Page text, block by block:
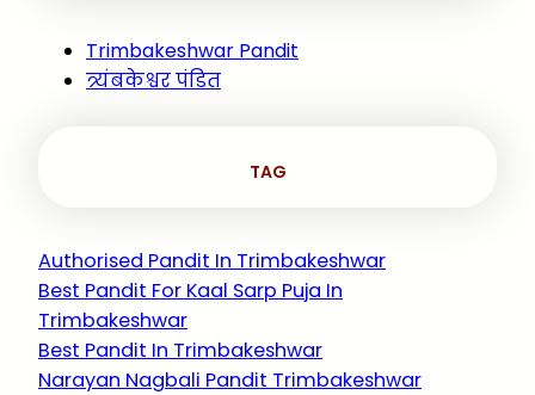
Trimbakeshwar Pandit
त्र्यंबकेश्वर पंडित
TAG
Authorised Pandit In Trimbakeshwar
Best Pandit For Kaal Sarp Puja In
Trimbakeshwar
Best Pandit In Trimbakeshwar
Narayan Nagbali Pandit Trimbakeshwar